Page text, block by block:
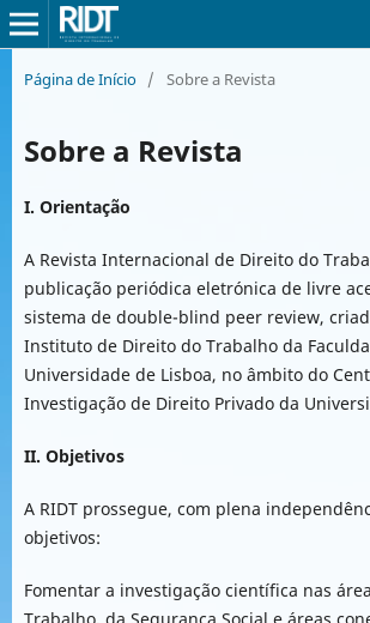
Página de Início / Sobre a Revista
Sobre a Revista
I. Orientação
A Revista Internacional de Direito do
publicação periódica eletrónica de livre
sistema de double-blind peer review,
Instituto de Direito do Trabalho da
Universidade de Lisboa, no âmbito do
Investigação de Direito Privado da
II. Objetivos
A RIDT prossegue, com plena
objetivos:
Fomentar a investigação científica nas